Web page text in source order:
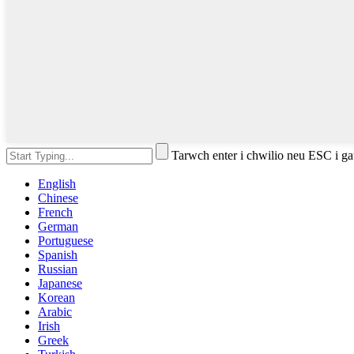
Tarwch enter i chwilio neu ESC i
English
Chinese
French
German
Portuguese
Spanish
Russian
Japanese
Korean
Arabic
Irish
Greek